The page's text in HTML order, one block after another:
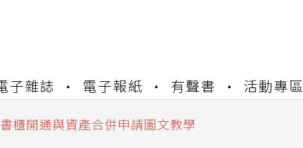
子雜誌 電子報紙 有聲書 活動專區
合併與書櫃開通申請
櫃開通與資產合併申請圖文教學